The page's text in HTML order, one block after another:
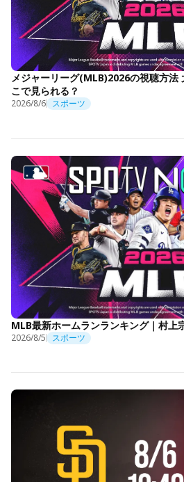
メジャーリーグ(MLB)2026の視聴方法
こで見られる？
2026/8/6 スポーツ
MLB最新ホームランランキング｜村上
2026/8/5 スポーツ